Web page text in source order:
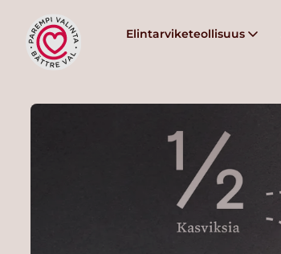
Elintarviketeollisuus